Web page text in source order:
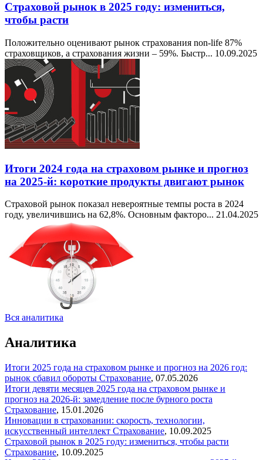
Страховой рынок в 2025 году: измениться,
чтобы расти
Положительно оценивают рынок страхования non-life 87%
страховщиков, а страхования жизни – 59%. Быстр... 10.09.2025
Итоги 2024 года на страховом рынке и прогноз
на 2025-й: короткие продукты двигают рынок
Страховой рынок показал невероятные темпы роста в 2024
году, увеличившись на 62,8%. Основным факторо... 21.04.2025
Вся аналитика
Аналитика
Итоги 2025 года на страховом рынке и прогноз на 2026 год:
рынок сбавил обороты Страхование, 07.05.2026
Итоги девяти месяцев 2025 года на страховом рынке и
прогноз на 2026-й: замедление после бурного роста
Страхование, 15.01.2026
Инновации в страховании: скорость, технологии,
искусственный интеллект Страхование, 10.09.2025
Страховой рынок в 2025 году: измениться, чтобы расти
Страхование, 10.09.2025